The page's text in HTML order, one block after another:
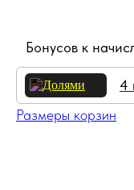
Бонусов к
4
Размеры корзин